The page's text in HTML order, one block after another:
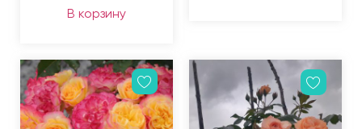
В корзину